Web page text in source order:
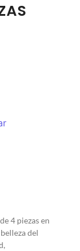
4 piezas en
del